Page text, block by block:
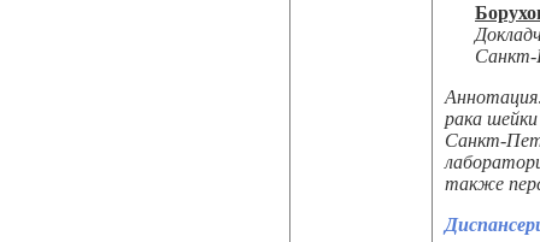
Санкт-
рака
Санкт-
также